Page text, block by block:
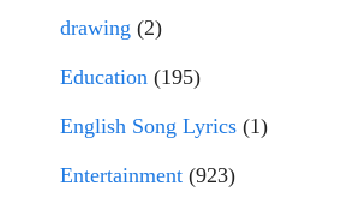
drawing (2)
Education (195)
English Song Lyrics (1)
Entertainment (923)